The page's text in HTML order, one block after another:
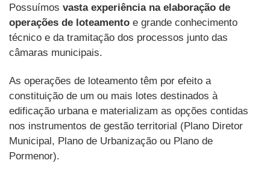
Possuímos vasta experiência na elaboração de
operações de loteamento e grande conhecimento
técnico e da tramitação dos processos junto das
câmaras municipais.
As operações de loteamento têm por efeito a
constituição de um ou mais lotes destinados à
edificação urbana e materializam as opções contidas
nos instrumentos de gestão territorial (Plano Diretor
Municipal, Plano de Urbanização ou Plano de
Pormenor).